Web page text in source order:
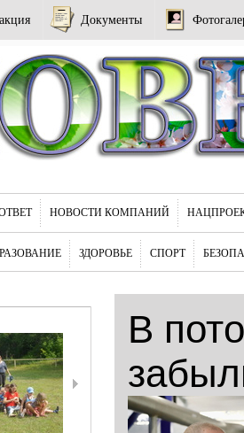
Документы
НОВОСТИ КОМПАНИЙ
ЗДОРОВЬЕ СПОРТ
В